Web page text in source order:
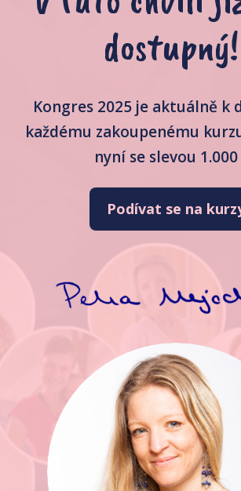
dostupný!
Kongres 2025 je aktuálně k
každému zakoupenému
nyní se slevou 1.000
Podívat se na